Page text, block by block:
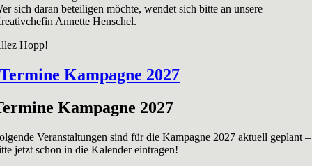
sich daran beteiligen möchte, wendet sich bitte an unsere
Annette Henschel.
Hopp!
Termine Kampagne 2027
Kampagne 2027
Veranstaltungen sind für die Kampagne 2027 aktuell geplant –
jetzt schon in die Kalender eintragen!